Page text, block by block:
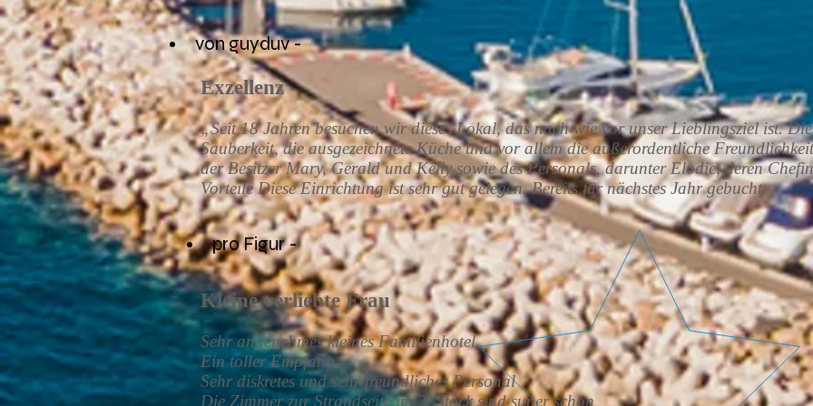
von guyduv -
Exzellenz
„Seit 18 Jahren besuchen wir dieses Lokal, das nach wie vor unser Lieblingsziel ist. Die
Sauberkeit, die ausgezeichnete Küche und vor allem die außerordentliche Freundlichkeit
der Besitzer Mary, Gerald und Kelly sowie des Personals, darunter Elodie, deren Chefin
Vorteile Diese Einrichtung ist sehr gut gelegen. Bereits für nächstes Jahr gebucht.
pro Figur -
Kleine verliebte Frau
Sehr angenehmes kleines Familienhotel
Ein toller Empfang
Sehr diskretes und sehr freundliches Personal
Die Zimmer zur Strandseite im 2. Stock sind super schön